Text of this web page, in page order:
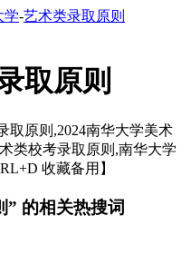
学-艺术类录取原则
取原则
取原则,2024南华大学美术
类校考录取原则,南华大学
收藏备用】
” 的相关热搜词